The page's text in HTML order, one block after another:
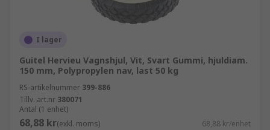
I lager
Guitel Hervieu Vagnshjul, Vit, Svart Gummi, hjuldiam.
150 mm, Polypropylen nav, last 50 kg
RS-artikelnummer 399-886
Tillv. art.nr 380071
Antal (1 enhet)
68,88 kr(exkl. moms) 68,88 kr/enhet